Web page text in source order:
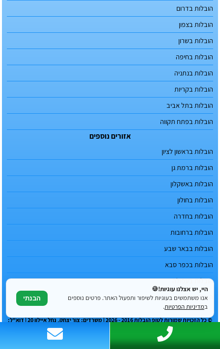
הובלות בדרום
הובלות בצפון
הובלות בשרון
הובלות בחיפה
הובלות בנתניה
הובלות בקריות
הובלות בתל אביב
הובלות בפתח תקווה
אזורים נוספים
הובלות בראשון לציון
הובלות ברמת גן
הובלות באשקלון
הובלות בחולון
הובלות בחדרה
הובלות ברחובות
הובלות בבאר שבע
הובלות בכפר סבא
הובלות בעפולה
הובלות בנהריה
© כל הזכויות שמורות לטופ הובלות 2016 - 2026 | משרדים: צור יצחק, נחל איילון 20 | דוא"ל:
היי, יש אצלנו עוגיות!🍪
אנו משתמשים בעוגיות לשיפור ותפעול האתר. פרטים נוספים
במדיניות הפרטיות.
הבנתי